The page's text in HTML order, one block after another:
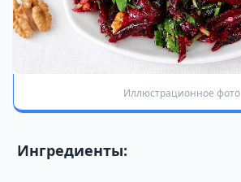
Иллюстрационное фото
Ингредиенты: